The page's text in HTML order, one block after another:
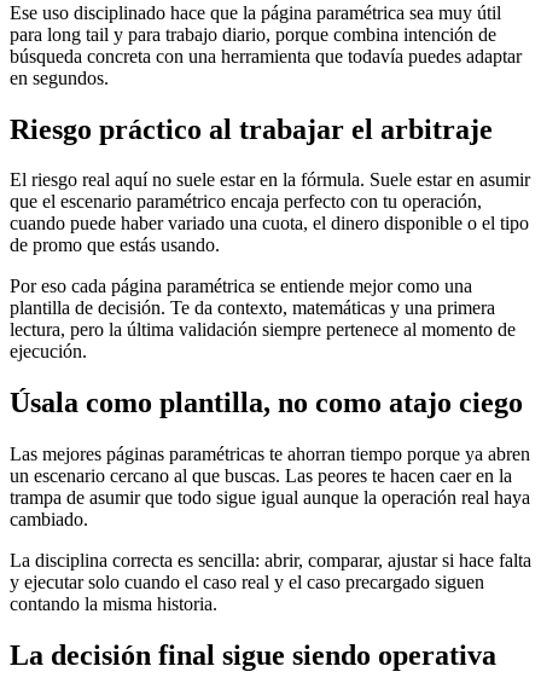
Ese uso disciplinado hace que la página paramétrica sea muy útil
para long tail y para trabajo diario, porque combina intención de
búsqueda concreta con una herramienta que todavía puedes adaptar
en segundos.
Riesgo práctico al trabajar el arbitraje
El riesgo real aquí no suele estar en la fórmula. Suele estar en asumir
que el escenario paramétrico encaja perfecto con tu operación,
cuando puede haber variado una cuota, el dinero disponible o el tipo
de promo que estás usando.
Por eso cada página paramétrica se entiende mejor como una
plantilla de decisión. Te da contexto, matemáticas y una primera
lectura, pero la última validación siempre pertenece al momento de
ejecución.
Úsala como plantilla, no como atajo ciego
Las mejores páginas paramétricas te ahorran tiempo porque ya abren
un escenario cercano al que buscas. Las peores te hacen caer en la
trampa de asumir que todo sigue igual aunque la operación real haya
cambiado.
La disciplina correcta es sencilla: abrir, comparar, ajustar si hace falta
y ejecutar solo cuando el caso real y el caso precargado siguen
contando la misma historia.
La decisión final sigue siendo operativa